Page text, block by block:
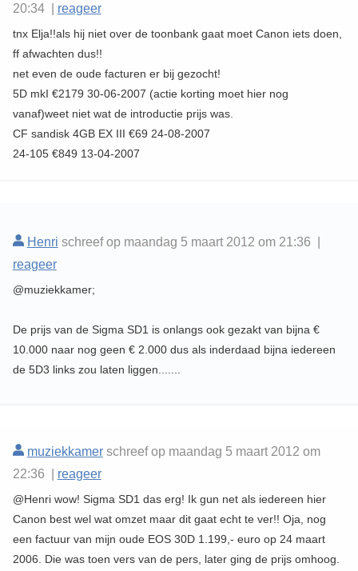
20:34 | reageer
tnx Elja!!als hij niet over de toonbank gaat moet Canon iets doen,
ff afwachten dus!!
net even de oude facturen er bij gezocht!
5D mkI €2179 30-06-2007 (actie korting moet hier nog
vanaf)weet niet wat de introductie prijs was.
CF sandisk 4GB EX III €69 24-08-2007
24-105 €849 13-04-2007
Henri schreef op maandag 5 maart 2012 om 21:36 |
reageer
@muziekkamer;
De prijs van de Sigma SD1 is onlangs ook gezakt van bijna €
10.000 naar nog geen € 2.000 dus als inderdaad bijna iedereen
de 5D3 links zou laten liggen.......
muziekkamerschreef op maandag 5 maart 2012 om
22:36 | reageer
@Henri wow! Sigma SD1 das erg! Ik gun net als iedereen hier
Canon best wel wat omzet maar dit gaat echt te ver!! Oja, nog
een factuur van mijn oude EOS 30D 1.199,- euro op 24 maart
2006. Die was toen vers van de pers, later ging de prijs omhoog.